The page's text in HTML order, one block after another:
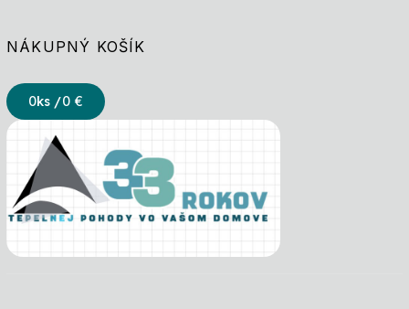
NÁKUPNÝ KOŠÍK
0ks /0 €